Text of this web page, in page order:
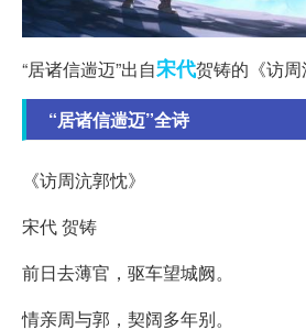
“居诸信遄迈”出自宋代贺铸的《访周
“居诸信遄迈”全诗
《访周沆郭忱》
宋代 贺铸
前日去薄官，驱车望城阙。
情亲周与郭，契阔多年别。